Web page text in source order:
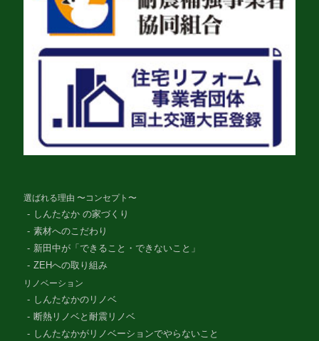
選ばれる理由 〜コンセプト〜
しんたなか の家づくり
素材へのこだわり
新田中が「できること・できないこと」
ZEHへの取り組み
リノベーション
しんたなかのリノベ
断熱リノベと耐震リノベ
しんたなかがリノベーションでやらないこと